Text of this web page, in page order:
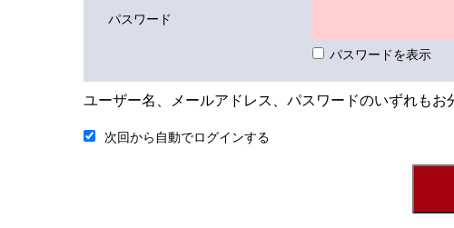
パスワード
パスワードを表示
ユーザー名、メールアドレス、パスワードのいずれもお
次回から自動でログインする